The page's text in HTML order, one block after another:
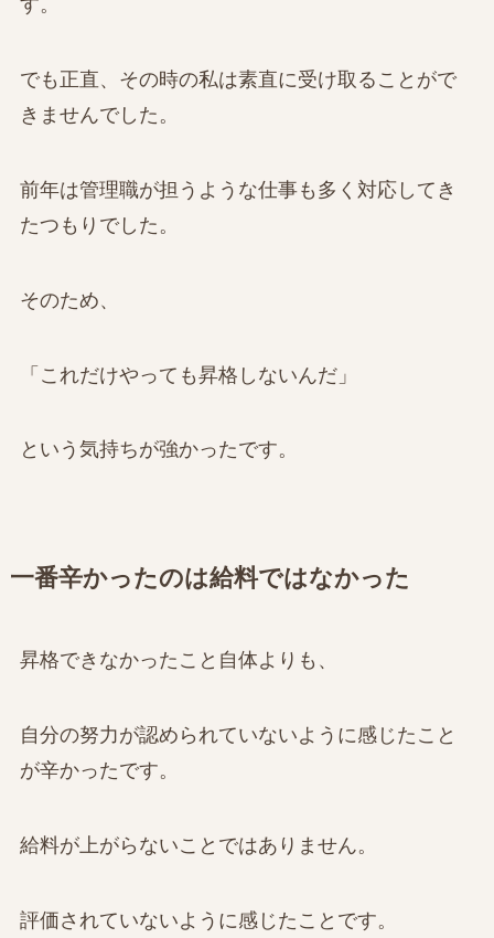
す。
でも正直、その時の私は素直に受け取ることがで
きませんでした。
前年は管理職が担うような仕事も多く対応してき
たつもりでした。
そのため、
「これだけやっても昇格しないんだ」
という気持ちが強かったです。
一番辛かったのは給料ではなかった
昇格できなかったこと自体よりも、
自分の努力が認められていないように感じたこと
が辛かったです。
給料が上がらないことではありません。
評価されていないように感じたことです。